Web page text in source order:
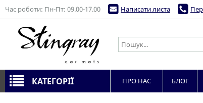
Час роботи: Пн-Пт: 09.00-17.00 Написати листа
КАТЕГОРІЇ ПРО НАС БЛОГ